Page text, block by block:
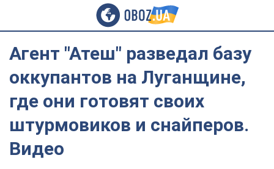
Агент "Атеш" разведал базу
оккупантов на Луганщине,
где они готовят своих
штурмовиков и снайперов.
Видео